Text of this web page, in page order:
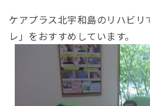
ケアプラス北宇和島のリハビリ
レ」をおすすめしています。